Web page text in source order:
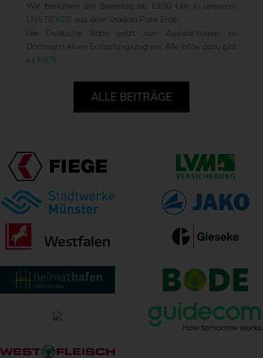
Wir berichten am Samstag ab 13:30 Uhr in unserem
LIVETICKER aus dem Stadion Rote Erde.
Die Deutsche Bahn setzt zum Auswärtsspiel im
Dortmund einen Entlastungszug ein. Alle Infos dazu gibt
es HIER.
ALLE BEITRÄGE